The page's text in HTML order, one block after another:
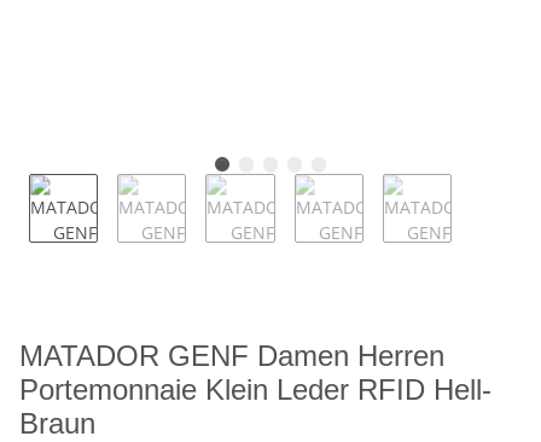
MATADOR GENF Damen Herren
Portemonnaie Klein Leder RFID Hell-
Braun